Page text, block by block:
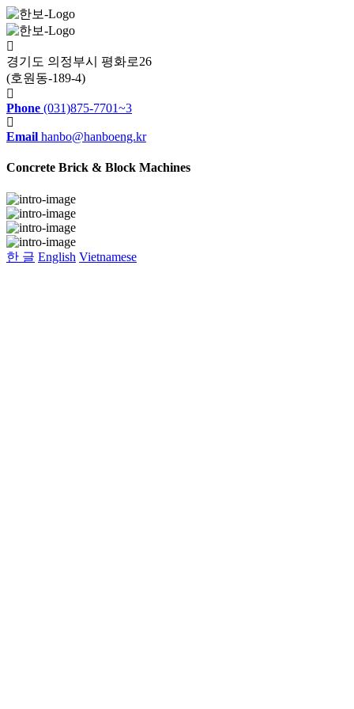
경기도 의정부시 평화로26
(호원동-189-4)
Phone (031)875-7701~3
Email hanbo@hanboeng.kr
Concrete Brick & Block Machines
한 글 English Vietnamese